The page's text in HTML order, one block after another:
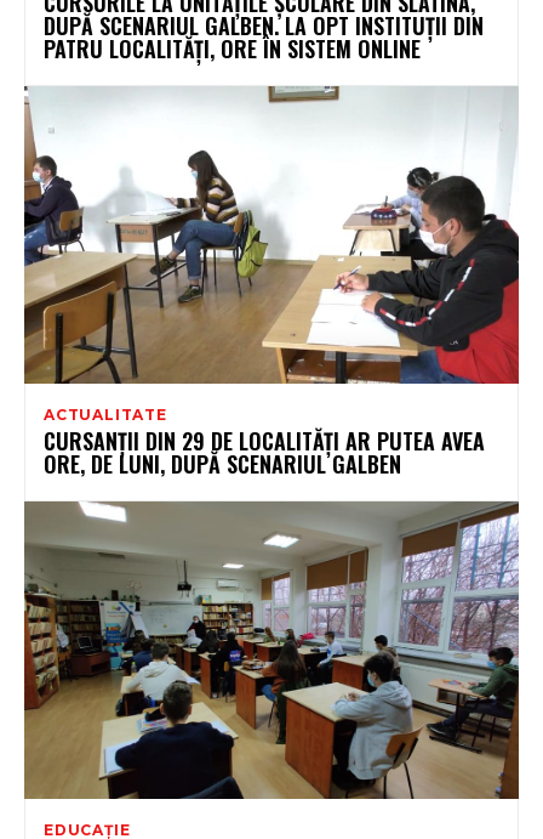
DUPĂ SCENARIUL GALBEN. LA OPT INSTITUȚII DIN
PATRU LOCALITĂȚI, ORE ÎN SISTEM ONLINE
ACTUALITATE
CURSANȚII DIN 29 DE LOCALITĂȚI AR PUTEA AVEA
ORE, DE LUNI, DUPĂ SCENARIUL GALBEN
EDUCAȚIE